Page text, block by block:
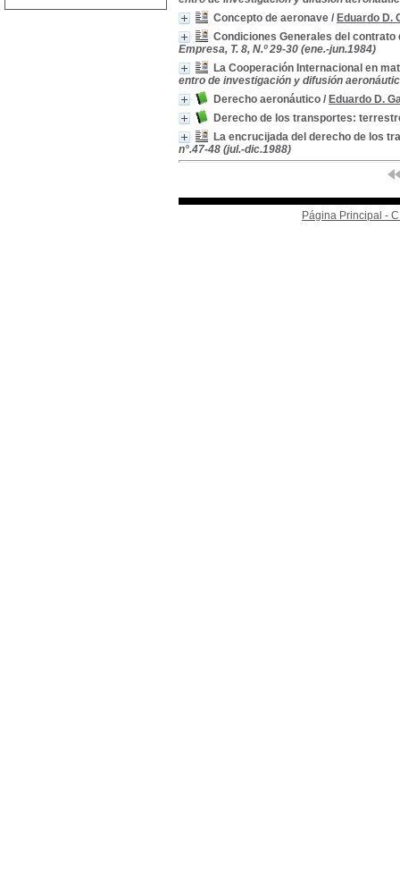
Concepto de aeronave / Eduardo D.
Condiciones Generales del contrato
Empresa, T. 8, N.º 29-30 (ene.-jun.1984)
La Cooperación Internacional en
entro de investigación y difusión
Derecho aeronáutico / Eduardo D.
Derecho de los transportes:
La encrucijada del derecho de los
n°.47-48 (jul.-dic.1988)
Página Principal -